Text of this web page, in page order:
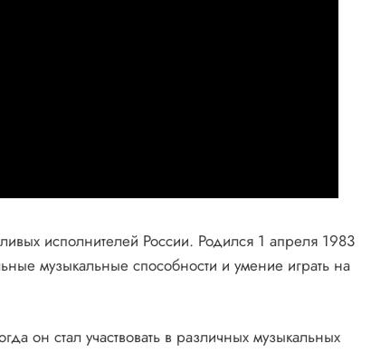
исполнителей России. Родился 1 апреля 1983
музыкальные способности и умение играть на
он стал участвовать в различных музыкальных